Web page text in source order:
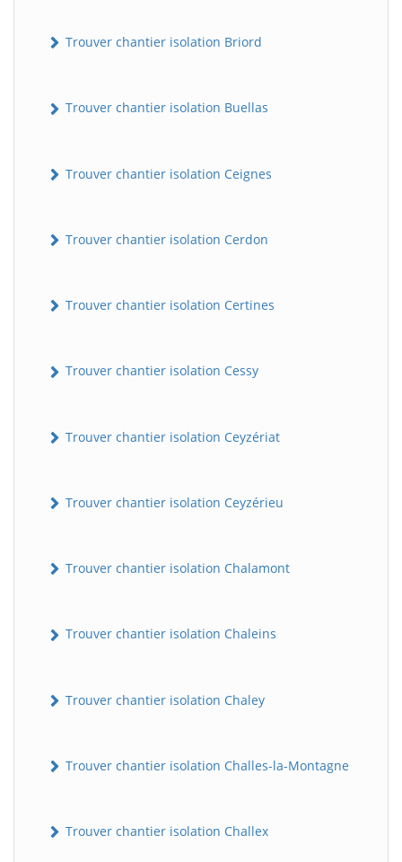
Trouver chantier isolation Briord
Trouver chantier isolation Buellas
Trouver chantier isolation Ceignes
Trouver chantier isolation Cerdon
Trouver chantier isolation Certines
Trouver chantier isolation Cessy
Trouver chantier isolation Ceyzériat
Trouver chantier isolation Ceyzérieu
Trouver chantier isolation Chalamont
Trouver chantier isolation Chaleins
Trouver chantier isolation Chaley
Trouver chantier isolation Challes-la-Montagne
Trouver chantier isolation Challex